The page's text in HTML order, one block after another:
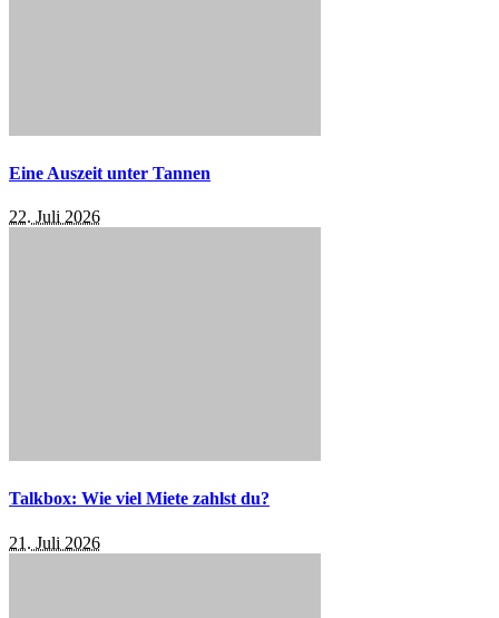
Eine Auszeit unter Tannen
22. Juli 2026
Talkbox: Wie viel Miete zahlst du?
21. Juli 2026